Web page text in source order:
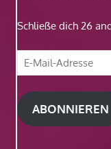
Schließe dich 26
E-
Mail-
Adresse
ABONNIEREN